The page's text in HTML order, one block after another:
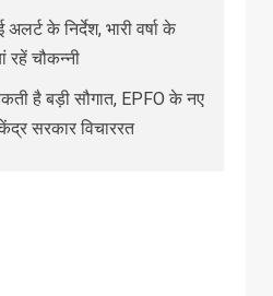
अलर्ट के निर्देश, भारी वर्षा के
रहें चौकन्नी
है बड़ी सौगात, EPFO के नए
सरकार विचाररत